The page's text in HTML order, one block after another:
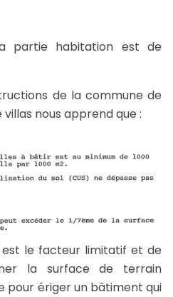
partie habitation est de
de la commune de
nous apprend que :
est le facteur limitatif et de
la surface de terrain
pour ériger un bâtiment qui